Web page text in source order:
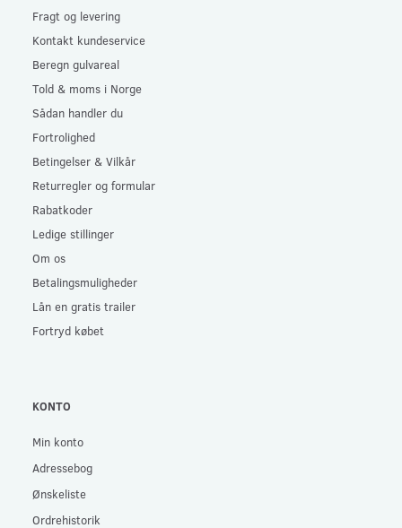
Fragt og levering
Kontakt kundeservice
Beregn gulvareal
Told & moms i Norge
Sådan handler du
Fortrolighed
Betingelser & Vilkår
Returregler og formular
Rabatkoder
Ledige stillinger
Om os
Betalingsmuligheder
Lån en gratis trailer
Fortryd købet
KONTO
Min konto
Adressebog
Ønskeliste
Ordrehistorik